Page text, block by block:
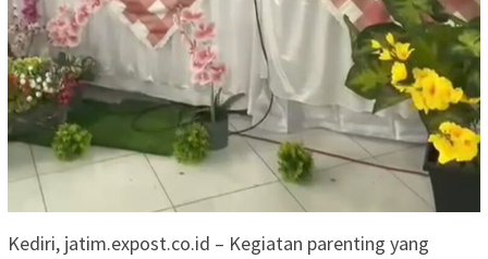
Kediri, jatim.expost.co.id – Kegiatan parenting yang